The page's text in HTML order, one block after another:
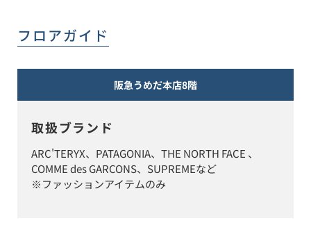
フロアガイド
阪急うめだ本店8階
取扱ブランド
ARC'TERYX、PATAGONIA、THE NORTH FACE 、
COMME des GARCONS、SUPREMEなど
※ファッションアイテムのみ